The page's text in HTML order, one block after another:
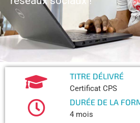
TITRE DÉLIVRÉ​
Certificat CPS
DURÉE DE LA
4 mois